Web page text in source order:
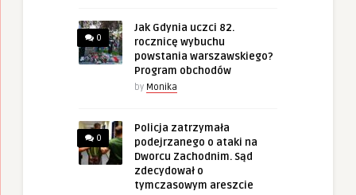
0
Jak Gdynia uczci 82.
rocznicę wybuchu
powstania warszawskiego?
Program obchodów
by Monika
0
Policja zatrzymała
podejrzanego o ataki na
Dworcu Zachodnim. Sąd
zdecydował o
tymczasowym areszcie